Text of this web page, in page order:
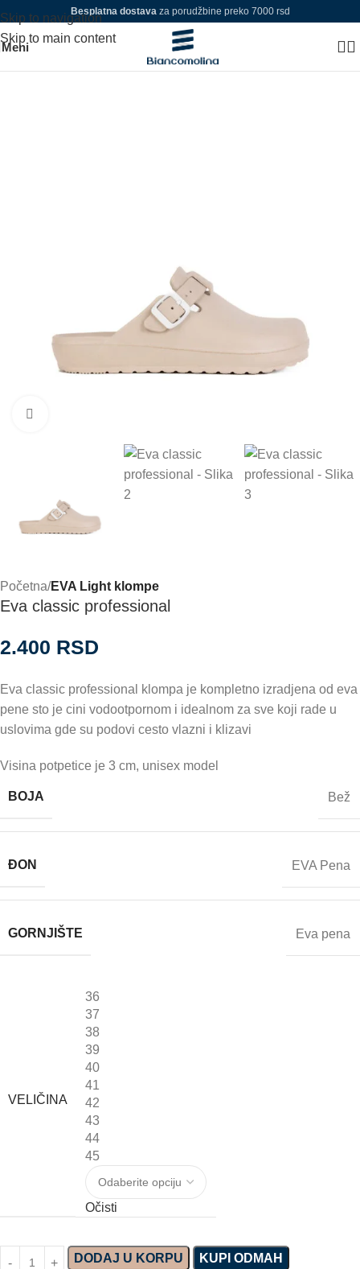
Skip to navigation
Skip to main content
Besplatna dostavaza porudžbine preko 7000 rsd
Meni
Početna EVA Light klompe
Eva classic professional
2.400 RSD
Eva classic professional klompa je kompletno izradjena od eva
pene sto je cini vodootpornom i idealnom za sve koji rade u
uslovima gde su podovi cesto vlazni i klizavi
Visina potpetice je 3 cm, unisex model
BOJA Bež
ĐON EVA Pena
GORNJIŠTE Eva pena
VELIČINA
36
37
38
39
40
41
42
43
44
45
Očisti
DODAJ U KORPU KUPI ODMAH